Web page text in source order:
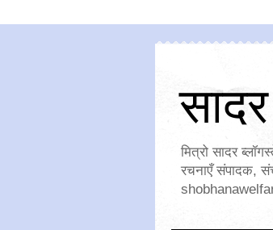
मित्रो सादर
रचनाएँ संपादक,